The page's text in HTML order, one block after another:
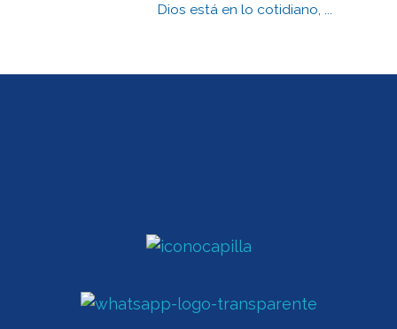
Dios está en lo cotidiano, ...